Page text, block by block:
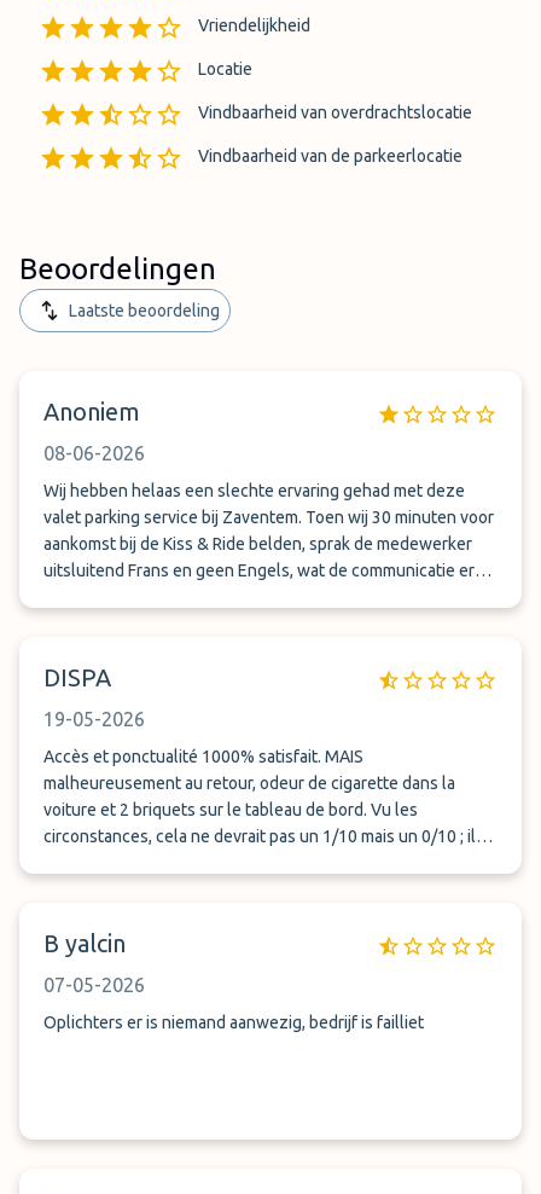
Vriendelijkheid
Locatie
Vindbaarheid van overdrachtslocatie
Vindbaarheid van de parkeerlocatie
Beoordelingen
Laatste beoordeling
Anoniem
08-06-2026
Wij hebben helaas een slechte ervaring gehad met deze
valet parking service bij Zaventem. Toen wij 30 minuten voor
aankomst bij de Kiss & Ride belden, sprak de medewerker
uitsluitend Frans en geen Engels, wat de communicatie erg
auto arriveerde. Daarnaast hebben wij via de camera’s in de
niet overdekt geparkeerd stond, terwijl dit wel de
verwachting was. Al met al een teleurstellende ervaring en
voor ons geen herhaling waard.
DISPA
19-05-2026
Accès et ponctualité 1000% satisfait. MAIS
malheureusement au retour, odeur de cigarette dans la
voiture et 2 briquets sur le tableau de bord. Vu les
circonstances, cela ne devrait pas un 1/10 mais un 0/10 ; il
B yalcin
07-05-2026
Oplichters er is niemand aanwezig, bedrijf is failliet